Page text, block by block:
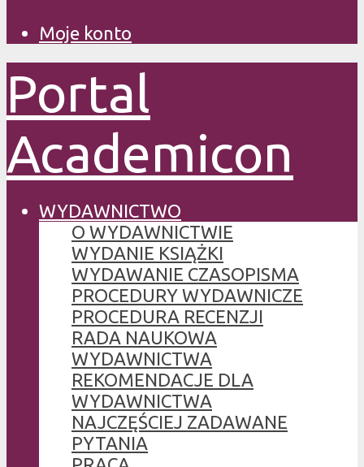
Moje konto
Portal
Academicon
WYDAWNICTWO
O WYDAWNICTWIE
WYDANIE KSIĄŻKI
WYDAWANIE CZASOPISMA
PROCEDURY WYDAWNICZE
PROCEDURA RECENZJI
RADA NAUKOWA
WYDAWNICTWA
REKOMENDACJE DLA
WYDAWNICTWA
NAJCZĘŚCIEJ ZADAWANE
PYTANIA